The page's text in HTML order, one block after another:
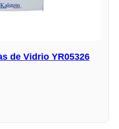
de Vidrio YR05326